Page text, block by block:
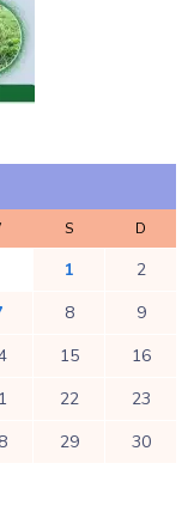
S D
1
2
8
9
15
16
22
23
29
30